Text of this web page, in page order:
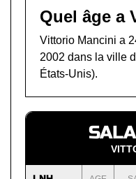
Quel âge a
Vittorio Mancini a
2002 dans la ville
États-Unis).